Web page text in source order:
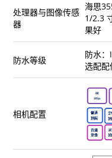
Vimble One
ELLA
SPG2
飞宇蝎子-Mini
飞宇蝎子
AK2000C
Vimble 2A
G5
WG2
处理器与图像传感
器
海思
1/2.3
果好
防水等级
防水
选配配
相机配置